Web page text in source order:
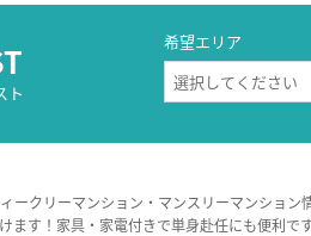
ト
希望エリア
ークリーマンション・マンスリーマンショ
ます！家具・家電付きで単身赴任にも便利です